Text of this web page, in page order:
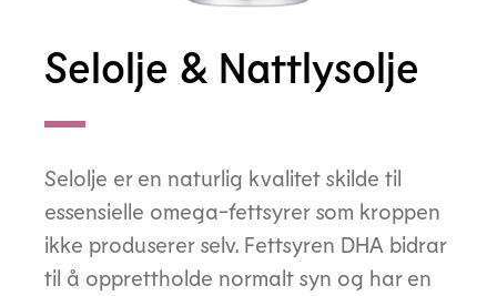
Selolje & Nattlysolje
Selolje er en naturlig kvalitet skilde til
essensielle omega-fettsyrer som kroppen
ikke produserer selv. Fettsyren DHA bidrar
til å opprettholde normalt syn og har en